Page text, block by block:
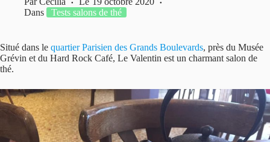
Dans
Tests salons de thé
Situé dans le quartier Parisien des Grands Boulevards, près du Musée
Grévin et du Hard Rock Café, Le Valentin est un charmant salon de
thé.